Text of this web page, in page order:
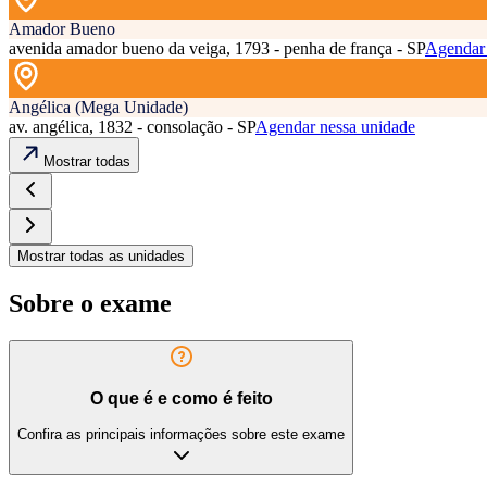
Amador Bueno
avenida amador bueno da veiga, 1793 - penha de frança - SPAgendar
Angélica (Mega Unidade)
av. angélica, 1832 - consolação - SPAgendar nessa unidade
Mostrar todas
Mostrar todas as unidades
Sobre o exame
O que é e como é feito
Confira as principais informações sobre este exame